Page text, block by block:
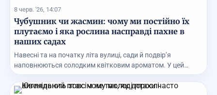
8 черв. '26, 14:07
Чубушник чи жасмин: чому ми постійно їх
плутаємо і яка рослина насправді пахне в
наших садах
Навесні та на початку літа вулиці, сади й подвір’я
наповнюються солодким квітковим ароматом. У цей